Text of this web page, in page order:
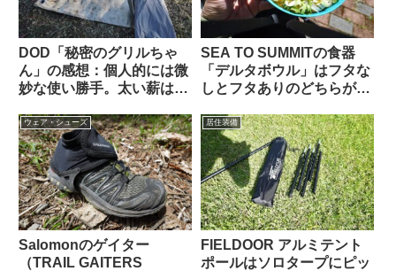
DOD「秘密のグリルちゃ
ん」の感想：個人的には微
妙な使い勝手。太い薪はく
ない
SEA TO SUMMITの食器
「デルタボウル」はフタな
しとフタありのどちらが良
たい特徴と使用例【チキン
ラーメン・弁当箱】
ウェア・シューズ
Salomonのゲイター
（TRAIL GAITERS
居住装備
FIELDOOR アルミテント
ポールはソロタープにピッ